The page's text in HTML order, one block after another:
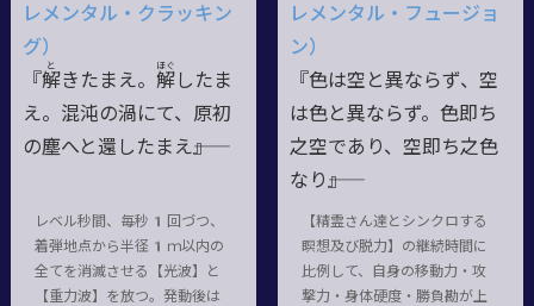
レメンタル・クラッキン
グ）
『解
と
きたまえ。 解
ほぐ
したま
え。混沌の渦にて、原初
の塵へと還したまえ――』
レベル秒間、毎秒1回づつ、
着弾地点から半径1ｍ以内の
全てを消滅させる【光波】と
【重力波】を放つ。発動後は
レメンタル・フュージョ
ン）
『色は空と異ならず、空
は色と異ならず。色即ち
之空であり、空即ち之色
なり――』
【精霊さん達とシンクロする
瞑想及び脱力】の継続時間に
比例して、自身の移動力・攻
撃力・身体硬度・勝負勘が上